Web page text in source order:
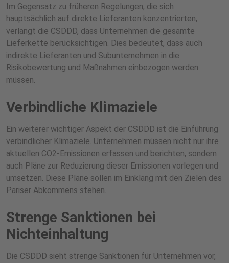
Im Gegensatz zu früheren Regelungen, die sich
hauptsächlich auf direkte Lieferanten konzentrierten,
verlangt die CSDDD, dass Unternehmen die gesamte
Lieferkette berücksichtigen. Dies bedeutet, dass auch
indirekte Lieferanten und Subunternehmen in die
Risikobewertung und Maßnahmen einbezogen werden
müssen.
Verbindliche Klimaziele
Ein weiterer wichtiger Aspekt der CSDDD ist die Einführung
verbindlicher Klimaziele. Unternehmen müssen nicht nur ihre
aktuellen CO2-Emissionen erfassen und berichten, sondern
auch Pläne zur Reduzierung dieser Emissionen vorlegen und
umsetzen. Diese Pläne sollen im Einklang mit den Zielen des
Pariser Abkommens stehen.
Strenge Sanktionen bei
Nichteinhaltung
Die CSDDD sieht strenge Sanktionen für Unternehmen vor,